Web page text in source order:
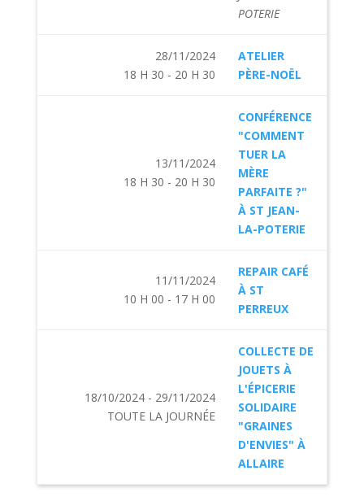
POTERIE
28/11/2024
18 H 30 - 20 H 30
ATELIER
PÈRE-NOËL
13/11/2024
18 H 30 - 20 H 30
CONFÉRENCE
"COMMENT
TUER LA
MÈRE
PARFAITE ?"
À ST JEAN-
LA-POTERIE
11/11/2024
10 H 00 - 17 H 00
REPAIR CAFÉ
À ST
PERREUX
18/10/2024 - 29/11/2024
TOUTE LA JOURNÉE
COLLECTE DE
JOUETS À
L'ÉPICERIE
SOLIDAIRE
"GRAINES
D'ENVIES" À
ALLAIRE